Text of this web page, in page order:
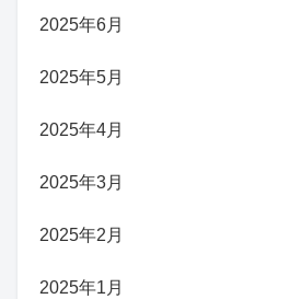
2025年6月
2025年5月
2025年4月
2025年3月
2025年2月
2025年1月